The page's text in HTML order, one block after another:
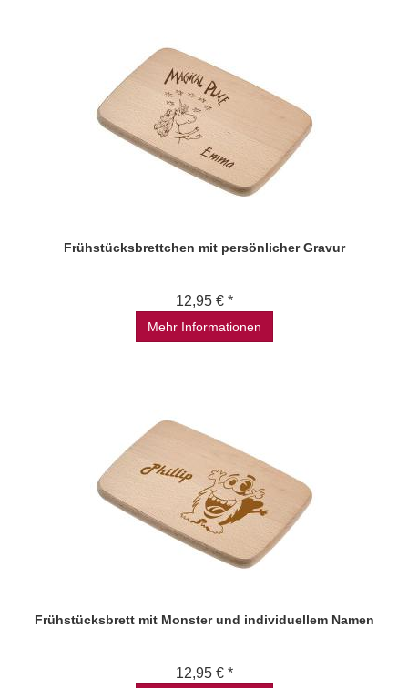
Frühstücksbrettchen mit persönlicher Gravur
12,95 € *
Mehr Informationen
Frühstücksbrett mit Monster und individuellem Namen
12,95 € *